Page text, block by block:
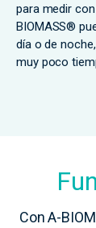
para medir
BIOMASS®
día o de
muy poco
Con A-